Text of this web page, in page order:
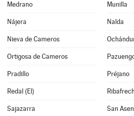
Medrano Munilla
Nájera Nalda
Nieva de Cameros
Ortigosa de Cameros
Pradillo Préjano
Redal (El)
Sajazarra San